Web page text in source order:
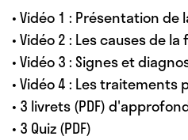
• Vidéo 1 : Présentation
• Vidéo 2 : Les causes de
• Vidéo 3 : Signes et
• Vidéo 4 : Les traitements
• 3 livrets (PDF)
• 3 Quiz (PDF)